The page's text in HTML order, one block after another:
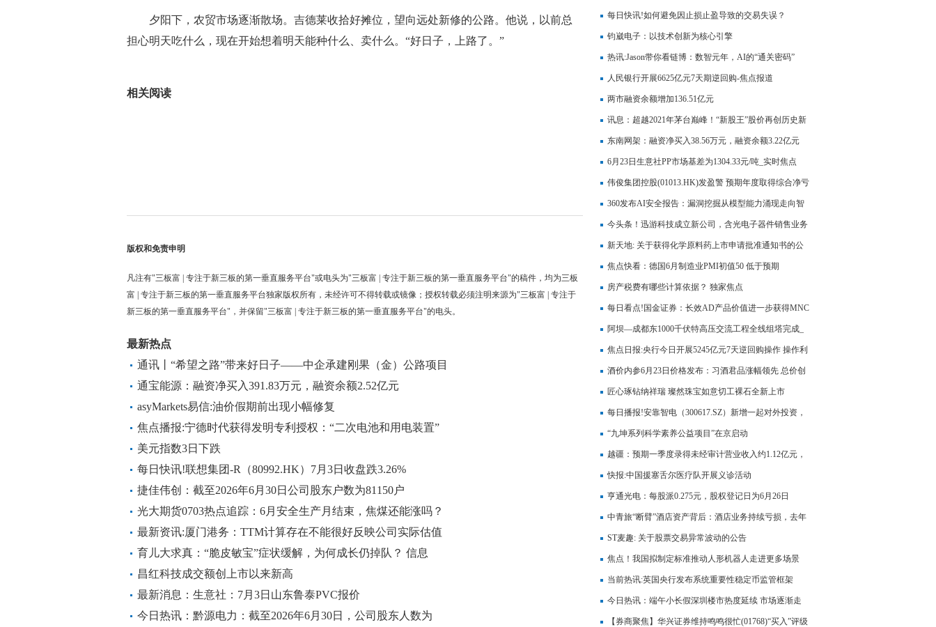
夕阳下，农贸市场逐渐散场。吉德莱收拾好摊位，望向远处新修的公路。他说，以前总
担心明天吃什么，现在开始想着明天能种什么、卖什么。“好日子，上路了。”
相关阅读
版权和免责申明
凡注有"三板富 | 专注于新三板的第一垂直服务平台"或电头为"三板富 | 专注于新三板的第一垂直服务平台"的稿件，均为三板
富 | 专注于新三板的第一垂直服务平台独家版权所有，未经许可不得转载或镜像；授权转载必须注明来源为"三板富 | 专注于
新三板的第一垂直服务平台"，并保留"三板富 | 专注于新三板的第一垂直服务平台"的电头。
最新热点
通讯丨“希望之路”带来好日子——中企承建刚果（金）公路项目
见闻
通宝能源：融资净买入391.83万元，融资余额2.52亿元
asyMarkets易信:油价假期前出现小幅修复
焦点播报:宁德时代获得发明专利授权：“二次电池和用电装置”
美元指数3日下跌
每日快讯!联想集团-R（80992.HK）7月3日收盘跌3.26%
捷佳伟创：截至2026年6月30日公司股东户数为81150户
光大期货0703热点追踪：6月安全生产月结束，焦煤还能涨吗？
最新资讯:厦门港务：TTM计算存在不能很好反映公司实际估值
的情况
育儿大求真：“脆皮敏宝”症状缓解，为何成长仍掉队？ 信息
昌红科技成交额创上市以来新高
最新消息：生意社：7月3日山东鲁泰PVC报价
今日热讯：黔源电力：截至2026年6月30日，公司股东人数为
每日快讯!如何避免因止损止盈导致的交易失误？
钧崴电子：以技术创新为核心引擎
热讯:Jason带你看链博：数智元年，AI的“通关密码”
人民银行开展6625亿元7天期逆回购-焦点报道
两市融资余额增加136.51亿元
讯息：超越2021年茅台巅峰！“新股王”股价再创历史新
高 2个月已完成30倍跃升
东南网架：融资净买入38.56万元，融资余额3.22亿元
6月23日生意社PP市场基差为1304.33元/吨_实时焦点
伟俊集团控股(01013.HK)发盈警 预期年度取得综合净亏
损同比增加至不低于4000万港元
360发布AI安全报告：漏洞挖掘从模型能力涌现走向智
能体工程实战
今头条！迅游科技成立新公司，含光电子器件销售业务
新天地: 关于获得化学原料药上市申请批准通知书的公
告
焦点快看：德国6月制造业PMI初值50 低于预期
房产税费有哪些计算依据？ 独家焦点
每日看点!国金证券：长效AD产品价值进一步获得MNC
验证 维持康诺亚-B“买入”评级
阿坝—成都东1000千伏特高压交流工程全线组塔完成_
每日信息
焦点日报:央行今日开展5245亿元7天逆回购操作 操作利
率为1.40%
酒价内参6月23日价格发布：习酒君品涨幅领先 总价创
三日新低
匠心琢钻纳祥瑞 璨然珠宝如意切工裸石全新上市
每日播报!安靠智电（300617.SZ）新增一起对外投资，
被投资公司为安靠电力科技（济南）有限公司
“九坤系列科学素养公益项目”在京启动
越疆：预期一季度录得未经审计营业收入约1.12亿元，
同比增加约111%
快报:中国援塞舌尔医疗队开展义诊活动
亨通光电：每股派0.275元，股权登记日为6月26日
中青旅“断臂”酒店资产背后：酒店业务持续亏损，去年
扣非净利下降逾三成
ST麦趣: 关于股票交易异常波动的公告
焦点！我国拟制定标准推动人形机器人走进更多场景
当前热讯:英国央行发布系统重要性稳定币监管框架
2027年起允许稳定币在英国合规运营
今日热讯：端午小长假深圳楼市热度延续 市场逐渐走
向“活跃期”
【券商聚焦】华兴证券维持鸣鸣很忙(01768)“买入”评级